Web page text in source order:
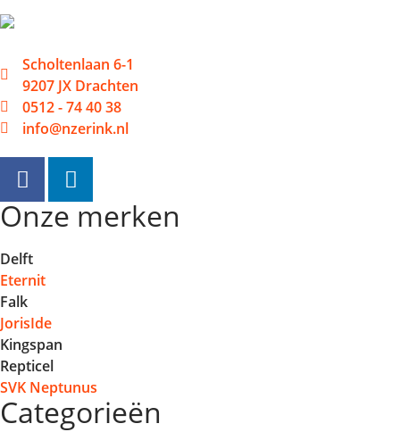
Scholtenlaan 6-1
9207 JX Drachten
0512 - 74 40 38
info@nzerink.nl
Onze merken
Delft
Eternit
Falk
JorisIde
Kingspan
Repticel
SVK Neptunus
Categorieën